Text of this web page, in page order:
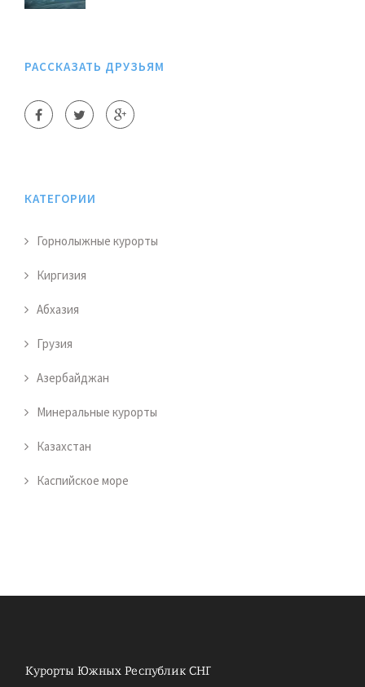
РАССКАЗАТЬ ДРУЗЬЯМ
КАТЕГОРИИ
Горнолыжные курорты
Киргизия
Абхазия
Грузия
Азербайджан
Минеральные курорты
Казахстан
Каспийское море